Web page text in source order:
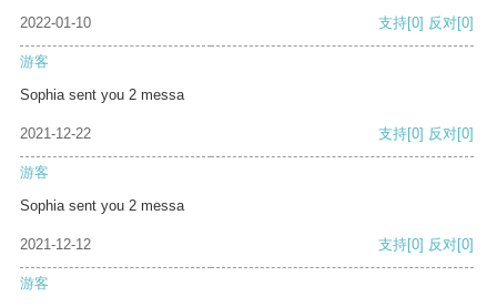
2022-01-10 支持[0] 反对[0]
游客
Sophia sent you 2 messa
2021-12-22 支持[0] 反对[0]
游客
Sophia sent you 2 messa
2021-12-12 支持[0] 反对[0]
游客